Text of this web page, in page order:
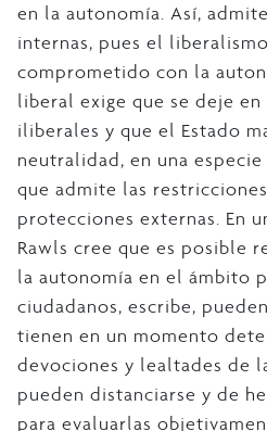
en la autonomía. Así,
internas, pues el
comprometido con la
liberal exige que se deje en
iliberales y que el Estado
neutralidad, en una
que admite las
protecciones externas. En
Rawls cree que es posible
la autonomía en el ámbito
ciudadanos, escribe,
tienen en un momento
devociones y lealtades de
pueden distanciarse y de
para evaluarlas